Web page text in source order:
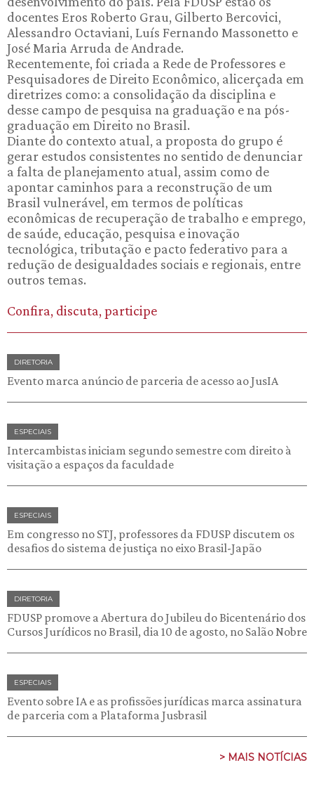
docentes Eros Roberto Grau, Gilberto Bercovici,
Alessandro Octaviani, Luís Fernando Massonetto e
José Maria Arruda de Andrade.
Recentemente, foi criada a Rede de Professores e
Pesquisadores de Direito Econômico, alicerçada em
diretrizes como: a consolidação da disciplina e
desse campo de pesquisa na graduação e na pós-
graduação em Direito no Brasil.
Diante do contexto atual, a proposta do grupo é
gerar estudos consistentes no sentido de denunciar
a falta de planejamento atual, assim como de
apontar caminhos para a reconstrução de um
Brasil vulnerável, em termos de políticas
econômicas de recuperação de trabalho e emprego,
de saúde, educação, pesquisa e inovação
tecnológica, tributação e pacto federativo para a
redução de desigualdades sociais e regionais, entre
outros temas.
Confira, discuta, participe
DIRETORIA
Evento marca anúncio de parceria de acesso ao JusIA
ESPECIAIS
Intercambistas iniciam segundo semestre com direito à
visitação a espaços da faculdade
ESPECIAIS
Em congresso no STJ, professores da FDUSP discutem os
desafios do sistema de justiça no eixo Brasil-Japão
DIRETORIA
FDUSP promove a Abertura do Jubileu do Bicentenário dos
Cursos Jurídicos no Brasil, dia 10 de agosto, no Salão Nobre
ESPECIAIS
Evento sobre IA e as profissões jurídicas marca assinatura
de parceria com a Plataforma Jusbrasil
> MAIS NOTÍCIAS